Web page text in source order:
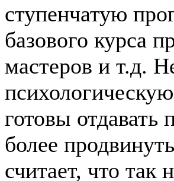
ступенчатую
базового курса
мастеров и т.д.
готовы отдавать
более
считает, что так